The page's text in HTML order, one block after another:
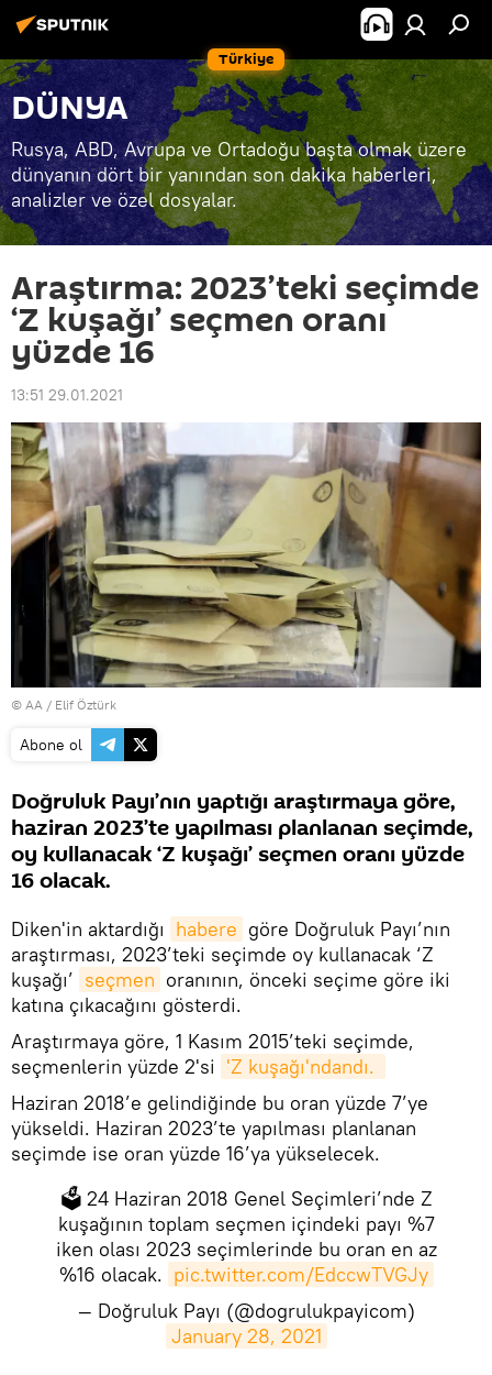
Türkiye
DÜNYA
Rusya, ABD, Avrupa ve Ortadoğu başta olmak üzere
dünyanın dört bir yanından son dakika haberleri,
analizler ve özel dosyalar.
Araştırma: 2023’teki seçimde
‘Z kuşağı’ seçmen oranı
yüzde 16
13:51 29.01.2021
© AA / Elif Öztürk
Abone ol
Doğruluk Payı’nın yaptığı araştırmaya göre,
haziran 2023’te yapılması planlanan seçimde,
oy kullanacak ‘Z kuşağı’ seçmen oranı yüzde
16 olacak.
Diken'in aktardığı habere göre Doğruluk Payı’nın
araştırması, 2023’teki seçimde oy kullanacak ‘Z
kuşağı’ seçmen oranının, önceki seçime göre iki
katına çıkacağını gösterdi.
Araştırmaya göre, 1 Kasım 2015’teki seçimde,
seçmenlerin yüzde 2'si 'Z kuşağı'ndandı.
Haziran 2018’e gelindiğinde bu oran yüzde 7’ye
yükseldi. Haziran 2023’te yapılması planlanan
seçimde ise oran yüzde 16’ya yükselecek.
🗳️ 24 Haziran 2018 Genel Seçimleri’nde Z
kuşağının toplam seçmen içindeki payı %7
iken olası 2023 seçimlerinde bu oran en az
%16 olacak. pic.twitter.com/EdccwTVGJy
— Doğruluk Payı (@dogrulukpayicom)
January 28, 2021